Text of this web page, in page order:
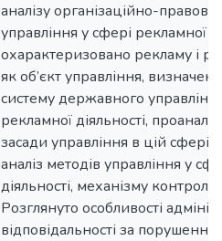
аналізу організаційно-
управління у сфері рекламної
охарактеризовано рекламу і
як об’єкт управління, визначено
систему державного
рекламної діяльності,
засади управління в цій
аналіз методів управління у
діяльності, механізму
Розглянуто особливості
відповідальності за порушення